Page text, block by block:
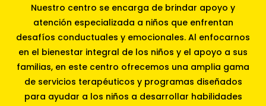
Nuestro centro se encarga de brindar apoyo y
atención especializada a niños que enfrentan
desafíos conductuales y emocionales. Al enfocarnos
en el bienestar integral de los niños y el apoyo a sus
familias, en este centro ofrecemos una amplia gama
de servicios terapéuticos y programas diseñados
para ayudar a los niños a desarrollar habilidades